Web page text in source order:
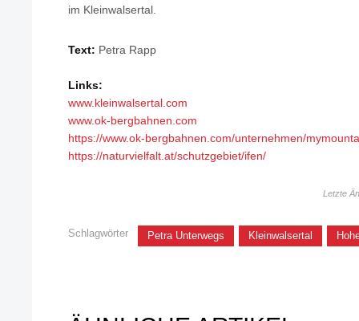
im Kleinwalsertal.
Text: Petra Rapp
Links:
www.kleinwalsertal.com
www.ok-bergbahnen.com
https://www.ok-bergbahnen.com/unternehmen/
https://naturvielfalt.at/schutzgebiet/ifen/
Letzte
Schlagwörter Petra Unterwegs Kleinwalsertal